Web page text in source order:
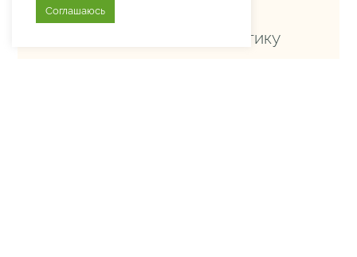
О преследовании за критику
Соглашаюсь